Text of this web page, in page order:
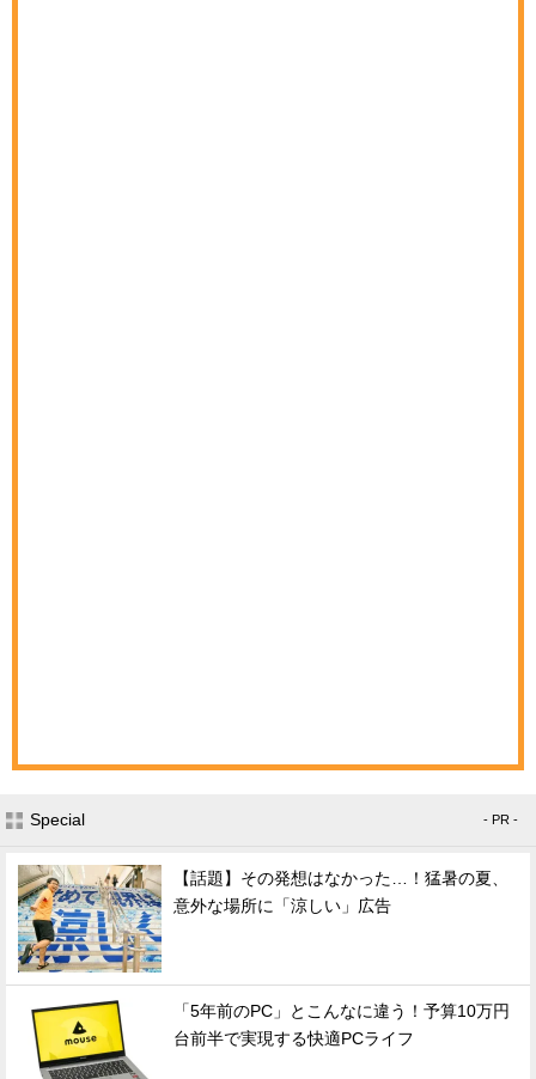
Special - PR -
【話題】その発想はなかった…！猛暑の夏、
意外な場所に「涼しい」広告
「5年前のPC」とこんなに違う！予算10万円
台前半で実現する快適PCライフ